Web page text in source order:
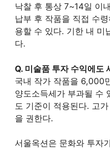
낙찰 후 통상 7~14일 이
납부 후 작품을 직접 수
용할 수 있다. 기한 내 미
다.
Q. 미술품 투자 수익에도
국내 작가 작품을 6,000
양도소득세가 부과될 수
도 기준이 적용된다. 고
을 권한다.
서울옥션은 문화와 투자